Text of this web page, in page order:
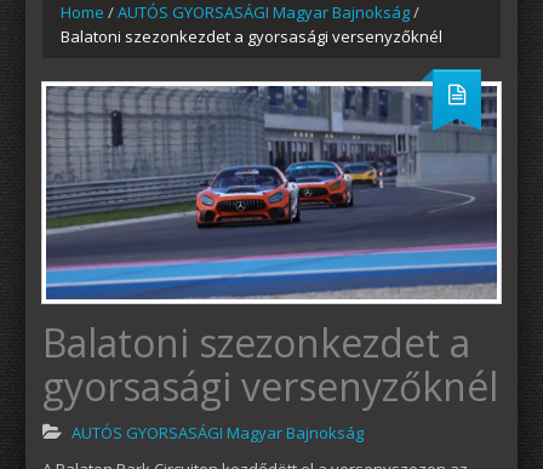
Home /AUTÓS GYORSASÁGI Magyar Bajnokság/
Balatoni szezonkezdet a gyorsasági versenyzőknél
Balatoni szezonkezdet a
gyorsasági versenyzőknél
AUTÓS GYORSASÁGI Magyar Bajnokság